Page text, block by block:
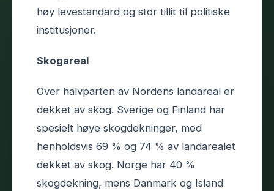
høy levestandard og stor tillit til politiske
institusjoner.
Skogareal
Over halvparten av Nordens landareal er
dekket av skog. Sverige og Finland har
spesielt høye skogdekninger, med
henholdsvis 69 % og 74 % av landarealet
dekket av skog. Norge har 40 %
skogdekning, mens Danmark og Island